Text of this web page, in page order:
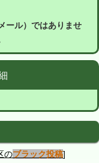
ール）ではありませ
のブラック投稿]